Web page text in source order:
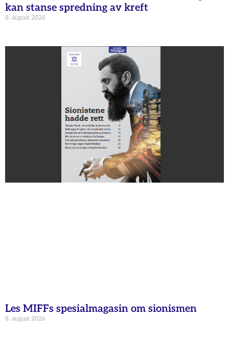
kan stanse spredning av kreft
8. august 2026
Les MIFFs spesialmagasin om sionismen
8. august 2026